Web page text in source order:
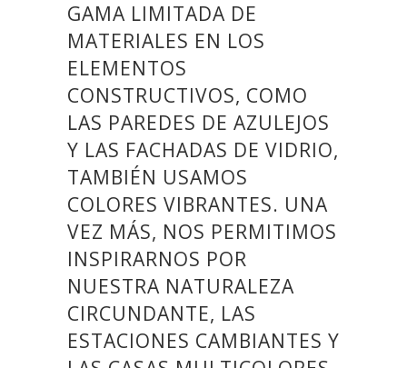
GAMA LIMITADA DE
MATERIALES EN LOS
ELEMENTOS
CONSTRUCTIVOS, COMO
LAS PAREDES DE AZULEJOS
Y LAS FACHADAS DE VIDRIO,
TAMBIÉN USAMOS
COLORES VIBRANTES. UNA
VEZ MÁS, NOS PERMITIMOS
INSPIRARNOS POR
NUESTRA NATURALEZA
CIRCUNDANTE, LAS
ESTACIONES CAMBIANTES Y